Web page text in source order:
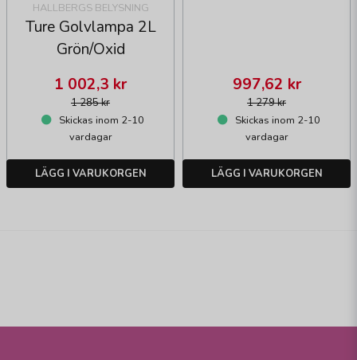
HALLBERGS BELYSNING
Ture Golvlampa 2L
Grön/Oxid
1 285 kr
1 002,3 kr
Skickas inom 2-10
vardagar
LÄGG I VARUKORGEN
1 279 kr
997,62 kr
Skickas inom 2-10
vardagar
LÄGG I VARUKORGEN